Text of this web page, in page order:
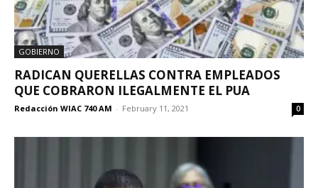
GOBIERNO
RADICAN QUERELLAS CONTRA EMPLEADOS
QUE COBRARON ILEGALMENTE EL PUA
Redacción WIAC 740 AM - February 11, 2021 0